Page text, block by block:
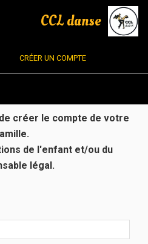
CCL danse
CRÉER UN COMPTE
créer le compte de votre
de l'enfant et/ou du
légal.